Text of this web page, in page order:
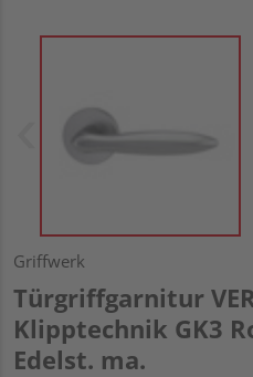
Griffwerk
Türgriffgarnitur
Klipptechnik GK3
Edelst. ma.